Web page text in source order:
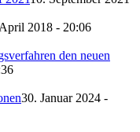
2018 - 20:06
den neuen
30. Januar 2024 -